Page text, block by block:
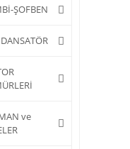
ŞOFBEN
ve